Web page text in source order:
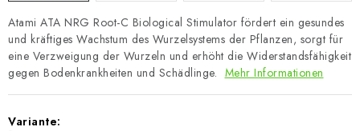
Atami ATA NRG Root-C Biological Stimulator fördert ein gesundes
und kräftiges Wachstum des Wurzelsystems der Pflanzen, sorgt für
eine Verzweigung der Wurzeln und erhöht die Widerstandsfähigkeit
gegen Bodenkrankheiten und Schädlinge. Mehr Informationen
Variante: